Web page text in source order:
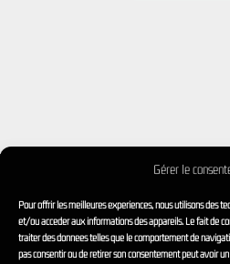
Gérer le
Pour offrir les meilleures expériences, nous utilisons des
et/ou accéder aux informations des appareils. Le fait de
traiter des données telles que le comportement de
pas consentir ou de retirer son consentement peut avoir